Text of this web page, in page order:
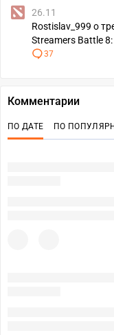
26.11
Rostislav_999 о
Streamers Battle
37
Комментарии
ПО ДАТЕ ПО